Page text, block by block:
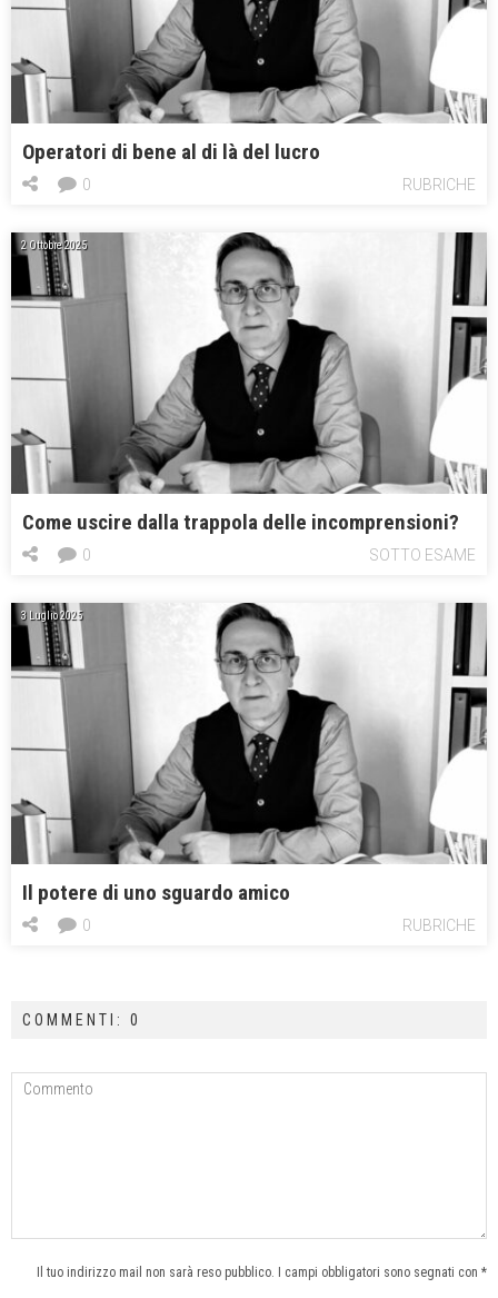
Operatori di bene al di là del lucro
RUBRICHE
0
2 Ottobre 2025
Come uscire dalla trappola delle incomprensioni?
SOTTO ESAME
0
3 Luglio 2025
Il potere di uno sguardo amico
RUBRICHE
0
COMMENTI: 0
Il tuo indirizzo mail non sarà reso pubblico. I campi obbligatori sono segnati con *